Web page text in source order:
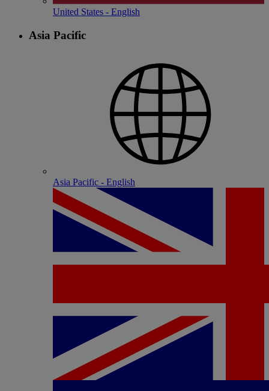
United States - English
Asia Pacific
Asia Pacific - English